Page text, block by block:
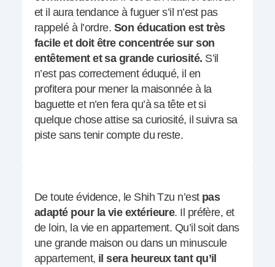
et il aura tendance à fuguer s’il n’est pas
rappelé à l’ordre. Son éducation est très
facile et doit être concentrée sur son
entêtement et sa grande curiosité. S’il
n’est pas correctement éduqué, il en
profitera pour mener la maisonnée à la
baguette et n’en fera qu’à sa tête et si
quelque chose attise sa curiosité, il suivra sa
piste sans tenir compte du reste.
De toute évidence, le Shih Tzu n’est pas
adapté pour la vie extérieure. Il préfère, et
de loin, la vie en appartement. Qu’il soit dans
une grande maison ou dans un minuscule
appartement, il sera heureux tant qu’il